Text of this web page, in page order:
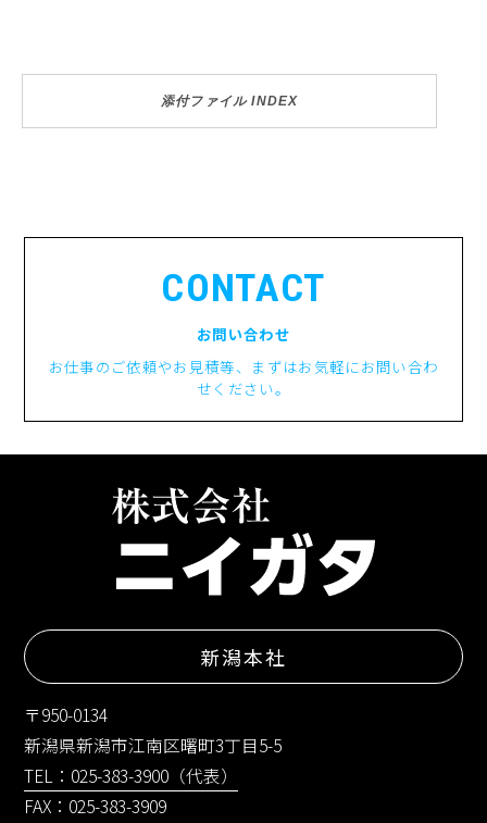
添付ファイル INDEX
CONTACT
お問い合わせ
お仕事のご依頼やお見積等、まずはお気軽にお問い合わ
せください。
新潟本社
〒950-0134
新潟県新潟市江南区曙町3丁目5-5
TEL：025-383-3900（代表）
FAX：025-383-3909